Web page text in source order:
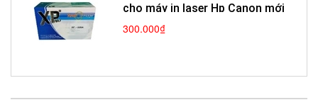
cho máy in laser Hp Canon mới
300.000₫